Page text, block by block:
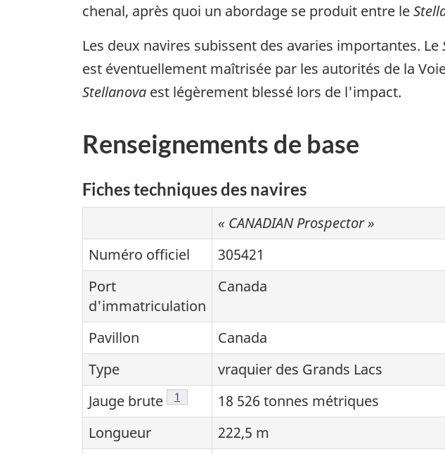
chenal, après quoi un abordage se produit entre le
Les deux navires subissent des avaries importantes. Le
est éventuellement maîtrisée par les autorités de la
Stellanova est légèrement blessé lors de l'impact.
Renseignements de base
Fiches techniques des navires
« CANADIAN Prospector »
Numéro officiel
305421
Port
d'immatriculation
Canada
Pavillon Canada
Type
vraquier des Grands Lacs
Jauge brute
Note de bas de page
1 18 526 tonnes métriques
Longueur
222,5 m